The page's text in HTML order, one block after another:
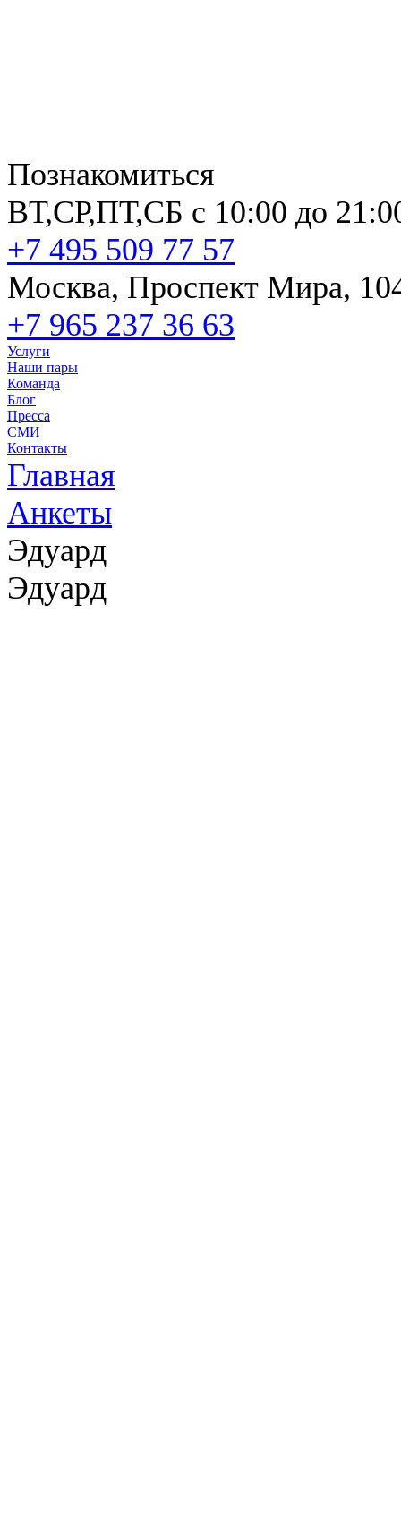
Познакомиться
ВТ,СР,ПТ,СБ с 10:00 до
+7 495 509 77 57
Москва, Проспект Мира,
+7 965 237 36 63
Услуги
Наши пары
Команда
Блог
Пресса
СМИ
Контакты
Главная
Анкеты
Эдуард
Эдуард